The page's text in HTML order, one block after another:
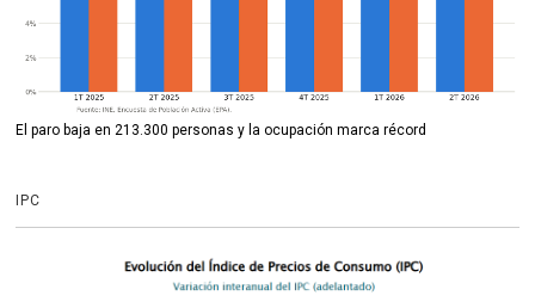
El paro baja en 213.300 personas y la ocupación marca récord
IPC